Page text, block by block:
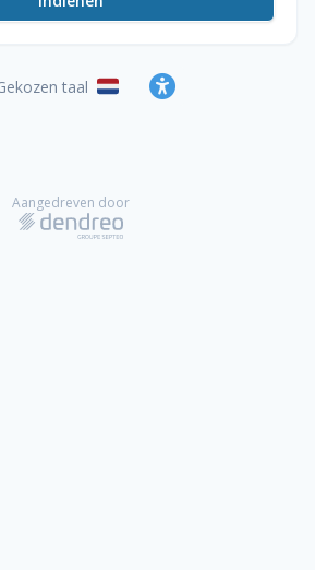
taal NederlandsToegankelijkheid
Aangedreven door